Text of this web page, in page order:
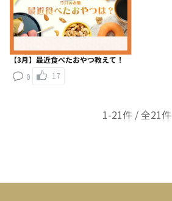
【3月】最近食べたおやつ教えて！
0
17
1-21件 / 全21件